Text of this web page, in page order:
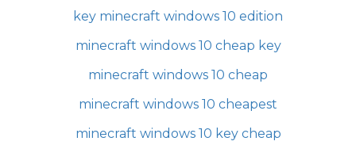
key minecraft windows 10 edition
minecraft windows 10 cheap key
minecraft windows 10 cheap
minecraft windows 10 cheapest
minecraft windows 10 key cheap